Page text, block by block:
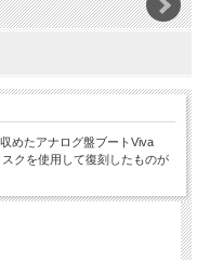
めたアナログ盤ブートViva
クを使用して復刻したものが